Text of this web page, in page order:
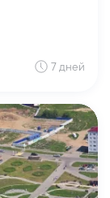
7 дней